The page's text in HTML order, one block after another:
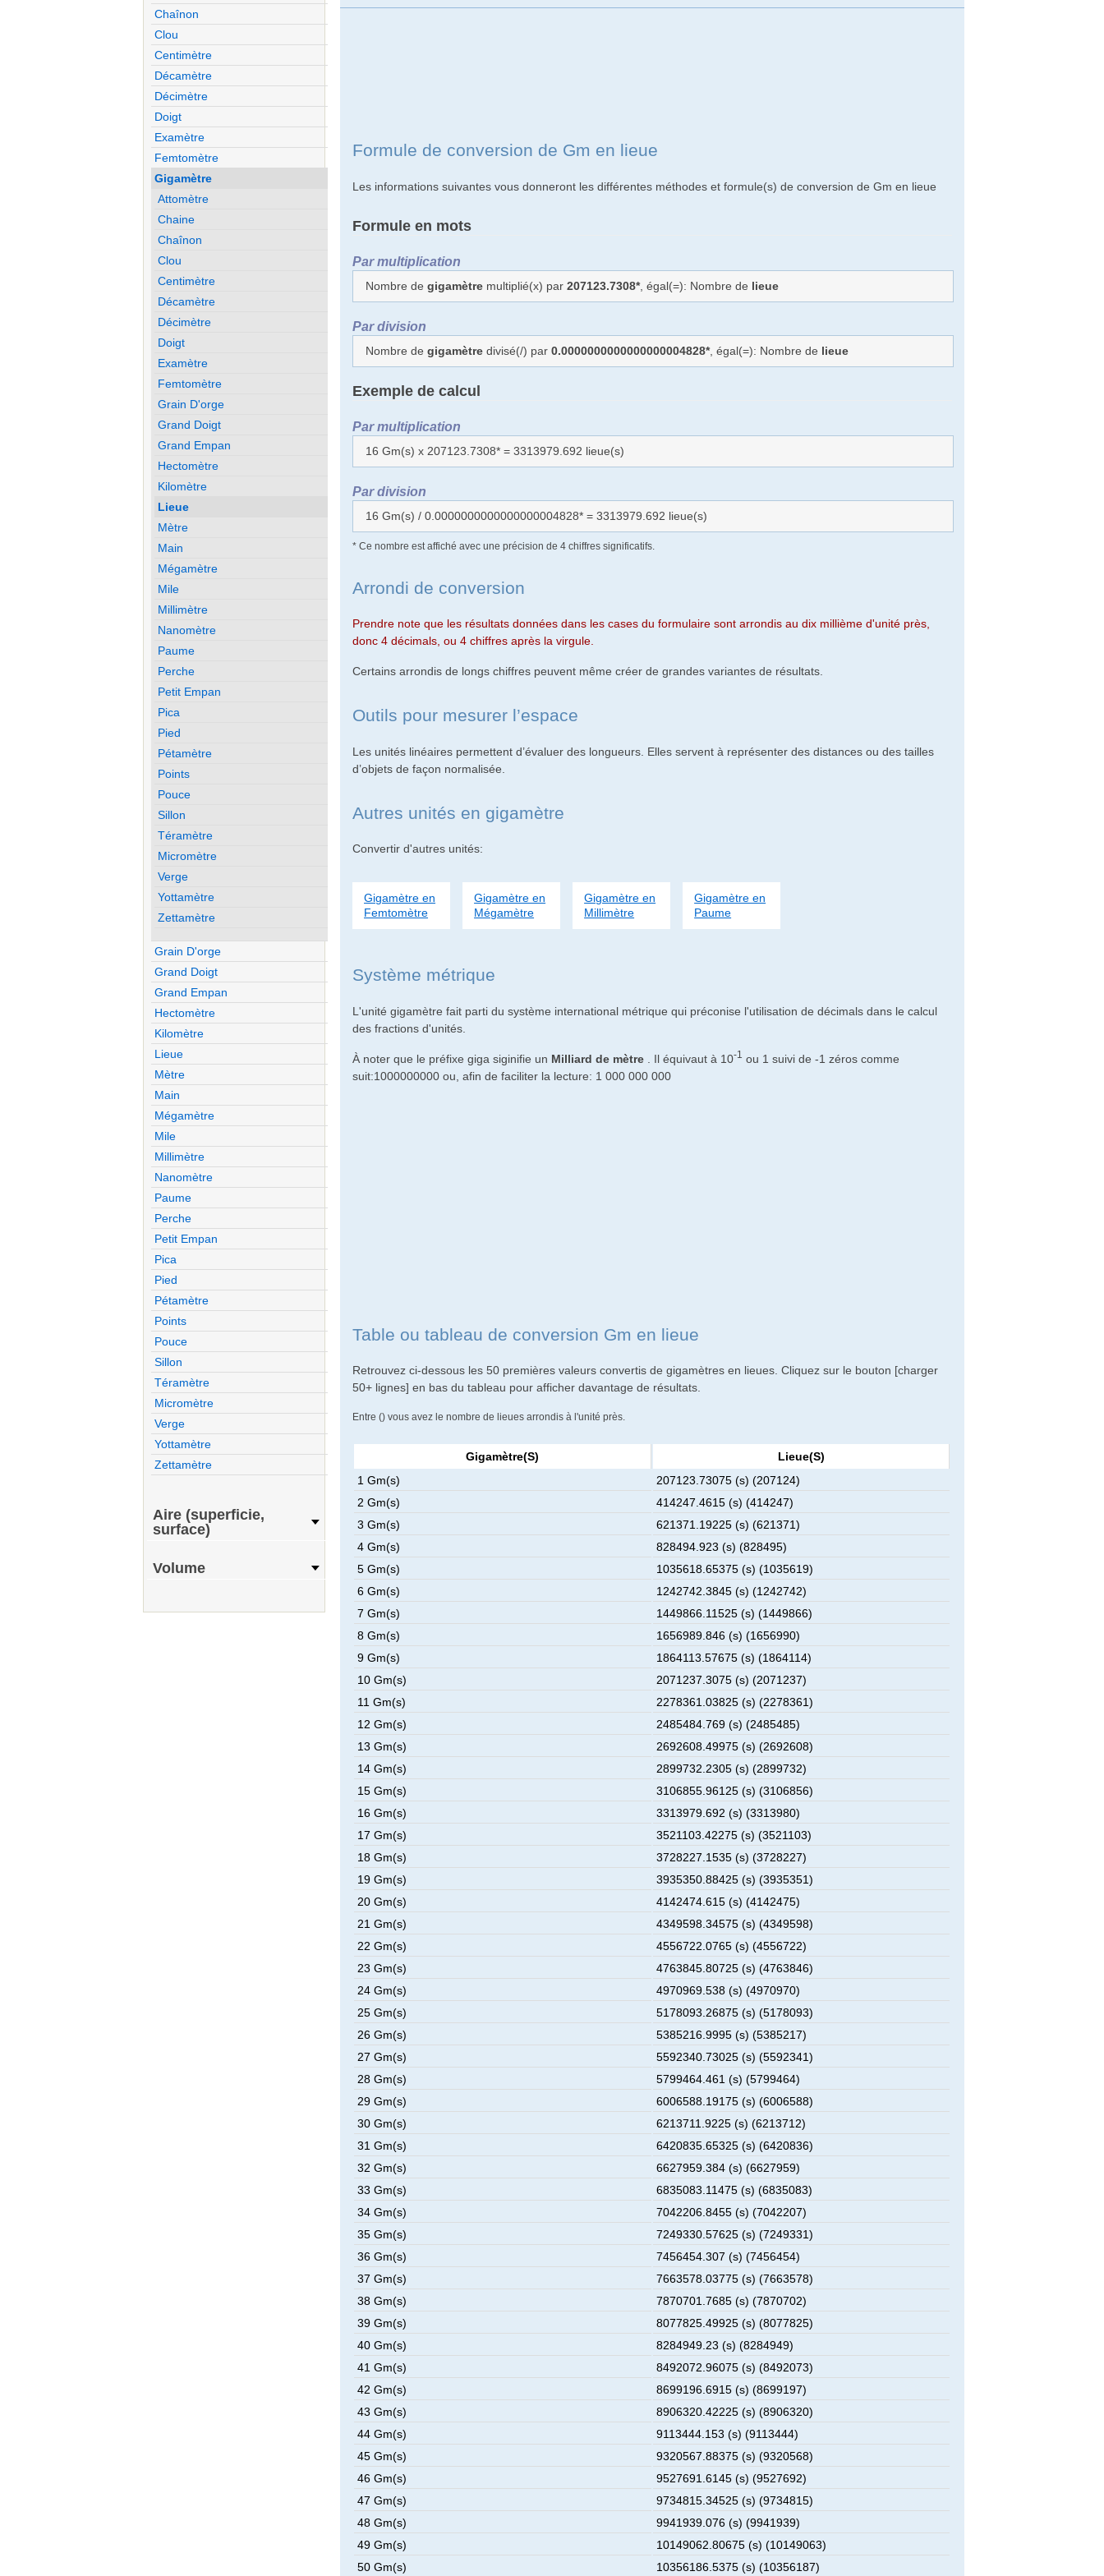
Formule de conversion de Gm en lieue
Les informations suivantes vous donneront les différentes méthodes et formule(s) de conversion de Gm en lieue
Formule en mots
Par multiplication
Nombre degigamètre multiplié(x) par207123.7308*, égal(=): Nombre de lieue
Par division
Nombre degigamètre divisé(/) par0.0000000000000000004828*, égal(=): Nombre de lieue
Exemple de calcul
Par multiplication
16 Gm(s) x 207123.7308* = 3313979.692 lieue(s)
Par division
16 Gm(s) / 0.0000000000000000004828* = 3313979.692 lieue(s)
* Ce nombre est affiché avec une précision de 4 chiffres significatifs.
Arrondi de conversion
Prendre note que les résultats données dans les cases du formulaire sont arrondis au dix millième d'unité près,
donc 4 décimals, ou 4 chiffres après la virgule.
Certains arrondis de longs chiffres peuvent même créer de grandes variantes de résultats.
Outils pour mesurer l’espace
Les unités linéaires permettent d’évaluer des longueurs. Elles servent à représenter des distances ou des tailles
d’objets de façon normalisée.
Autres unités en gigamètre
Convertir d'autres unités:
Gigamètre en
Femtomètre
Gigamètre en
Mégamètre
Gigamètre en
Millimètre
Gigamètre en
Paume
Système métrique
L'unité gigamètre fait parti du système international métrique qui préconise l'utilisation de décimals dans le calcul
des fractions d'unités.
À noter que le préfixe giga siginifie un Milliard de mètre . Il équivaut à 10-1 ou 1 suivi de -1 zéros comme
suit:1000000000 ou, afin de faciliter la lecture: 1 000 000 000
Table ou tableau de conversion Gm en lieue
Retrouvez ci-dessous les 50 premières valeurs convertis de gigamètres en lieues. Cliquez sur le bouton [charger
50+ lignes] en bas du tableau pour afficher davantage de résultats.
Entre () vous avez le nombre de lieues arrondis à l'unité près.
Gigamètre(s)
Lieue(s)
1 Gm(s)
207123.73075 (s) (207124)
2 Gm(s)
414247.4615 (s) (414247)
3 Gm(s)
621371.19225 (s) (621371)
4 Gm(s)
828494.923 (s) (828495)
5 Gm(s)
1035618.65375 (s) (1035619)
6 Gm(s)
1242742.3845 (s) (1242742)
7 Gm(s)
1449866.11525 (s) (1449866)
8 Gm(s)
1656989.846 (s) (1656990)
9 Gm(s)
1864113.57675 (s) (1864114)
10 Gm(s)
2071237.3075 (s) (2071237)
11 Gm(s)
2278361.03825 (s) (2278361)
12 Gm(s)
2485484.769 (s) (2485485)
13 Gm(s)
2692608.49975 (s) (2692608)
14 Gm(s)
2899732.2305 (s) (2899732)
15 Gm(s)
3106855.96125 (s) (3106856)
16 Gm(s)
3313979.692 (s) (3313980)
17 Gm(s)
3521103.42275 (s) (3521103)
18 Gm(s)
3728227.1535 (s) (3728227)
19 Gm(s)
3935350.88425 (s) (3935351)
20 Gm(s)
4142474.615 (s) (4142475)
21 Gm(s)
4349598.34575 (s) (4349598)
22 Gm(s)
4556722.0765 (s) (4556722)
23 Gm(s)
4763845.80725 (s) (4763846)
24 Gm(s)
4970969.538 (s) (4970970)
25 Gm(s)
5178093.26875 (s) (5178093)
26 Gm(s)
5385216.9995 (s) (5385217)
27 Gm(s)
5592340.73025 (s) (5592341)
28 Gm(s)
5799464.461 (s) (5799464)
29 Gm(s)
6006588.19175 (s) (6006588)
30 Gm(s)
6213711.9225 (s) (6213712)
31 Gm(s)
6420835.65325 (s) (6420836)
32 Gm(s)
6627959.384 (s) (6627959)
33 Gm(s)
6835083.11475 (s) (6835083)
34 Gm(s)
7042206.8455 (s) (7042207)
35 Gm(s)
7249330.57625 (s) (7249331)
36 Gm(s)
7456454.307 (s) (7456454)
37 Gm(s)
7663578.03775 (s) (7663578)
38 Gm(s)
7870701.7685 (s) (7870702)
39 Gm(s)
8077825.49925 (s) (8077825)
40 Gm(s)
8284949.23 (s) (8284949)
41 Gm(s)
8492072.96075 (s) (8492073)
42 Gm(s)
8699196.6915 (s) (8699197)
43 Gm(s)
8906320.42225 (s) (8906320)
44 Gm(s)
9113444.153 (s) (9113444)
45 Gm(s)
9320567.88375 (s) (9320568)
46 Gm(s)
9527691.6145 (s) (9527692)
47 Gm(s)
9734815.34525 (s) (9734815)
48 Gm(s)
9941939.076 (s) (9941939)
49 Gm(s)
10149062.80675 (s) (10149063)
50 Gm(s)
10356186.5375 (s) (10356187)
Chaînon
Clou
Centimètre
Décamètre
Décimètre
Doigt
Examètre
Femtomètre
Gigamètre
Attomètre
Chaine
Chaînon
Clou
Centimètre
Décamètre
Décimètre
Doigt
Examètre
Femtomètre
Grain D'orge
Grand Doigt
Grand Empan
Hectomètre
Kilomètre
Lieue
Mètre
Main
Mégamètre
Mile
Millimètre
Nanomètre
Paume
Perche
Petit Empan
Pica
Pied
Pétamètre
Points
Pouce
Sillon
Téramètre
Micromètre
Verge
Yottamètre
Zettamètre
Grain D'orge
Grand Doigt
Grand Empan
Hectomètre
Kilomètre
Lieue
Mètre
Main
Mégamètre
Mile
Millimètre
Nanomètre
Paume
Perche
Petit Empan
Pica
Pied
Pétamètre
Points
Pouce
Sillon
Téramètre
Micromètre
Verge
Yottamètre
Zettamètre
Aire (superficie,
surface)
Volume